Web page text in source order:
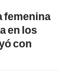
femenina
en los
con